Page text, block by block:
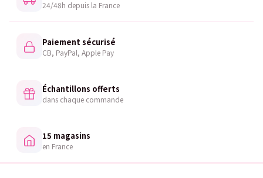
24/48h depuis la France
Paiement sécurisé
CB, PayPal, Apple Pay
Échantillons offerts
dans chaque commande
15 magasins
en France